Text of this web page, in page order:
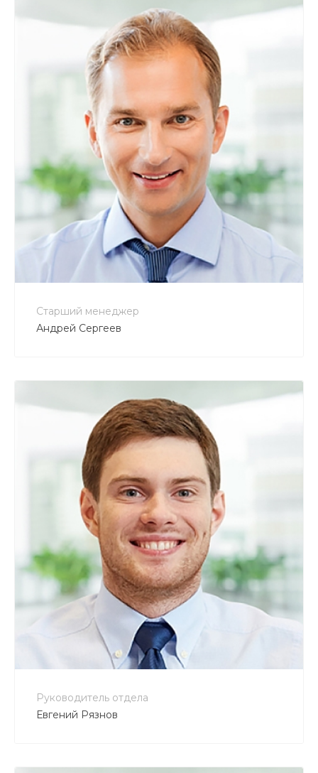
Старший менеджер
Андрей Сергеев
+7 800 900-80-90
no-reply@intecweb.ru
Руководитель отдела
Евгений Рязнов
+7 800 900-80-90
no-reply@intecweb.ru